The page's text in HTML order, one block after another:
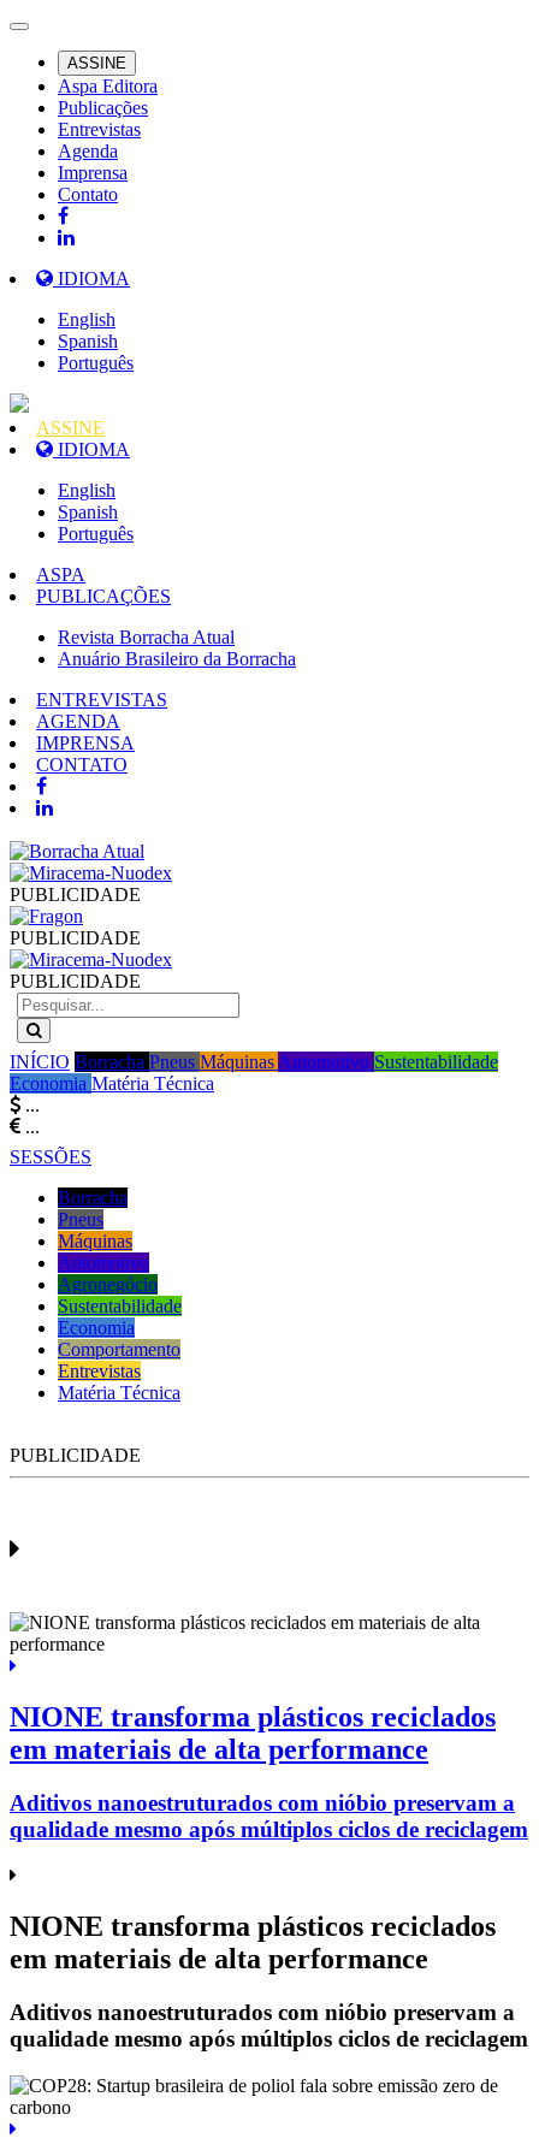
ASSINE
Aspa Editora
Publicações
Entrevistas
Agenda
Imprensa
Contato
IDIOMA
English
Spanish
Português
ASSINE
IDIOMA
English
Spanish
Português
ASPA
PUBLICAÇÕES
Revista Borracha Atual
Anuário Brasileiro da Borracha
ENTREVISTAS
AGENDA
IMPRENSA
CONTATO
PUBLICIDADE
PUBLICIDADE
PUBLICIDADE
INÍCIO Borracha Pneus Máquinas Automotivo Sustentabilidade
Economia Matéria Técnica
...
...
SESSÕES
Borracha
Pneus
Máquinas
Automotivo
Agronegócio
Sustentabilidade
Economia
Comportamento
Entrevistas
Matéria Técnica
PUBLICIDADE
NIONE transforma plásticos reciclados
em materiais de alta performance
Aditivos nanoestruturados com nióbio preservam a
qualidade mesmo após múltiplos ciclos de reciclagem
NIONE transforma plásticos reciclados
em materiais de alta performance
Aditivos nanoestruturados com nióbio preservam a
qualidade mesmo após múltiplos ciclos de reciclagem